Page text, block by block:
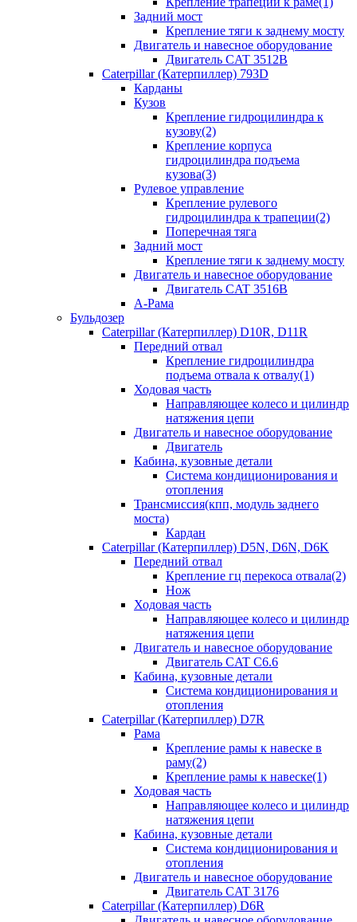
Задний мост
Крепление тяги к заднему мосту
Двигатель и навесное оборудование
Двигатель CAT 3512B
Caterpillar (Катерпиллер) 793D
Карданы
Кузов
Крепление гидроцилиндра к
кузову(2)
Крепление корпуса
гидроцилиндра подъема
кузова(3)
Рулевое управление
Крепление рулевого
гидроцилиндра к трапеции(2)
Поперечная тяга
Задний мост
Крепление тяги к заднему мосту
Двигатель и навесное оборудование
Двигатель CAT 3516B
А-Рама
Бульдозер
Caterpillar (Катерпиллер) D10R, D11R
Передний отвал
Крепление гидроцилиндра
подъема отвала к отвалу(1)
Ходовая часть
Направляющее колесо и цилиндр
натяжения цепи
Двигатель и навесное оборудование
Двигатель
Кабина, кузовные детали
Система кондиционирования и
отопления
Трансмиссия(кпп, модуль заднего
моста)
Кардан
Caterpillar (Катерпиллер) D5N, D6N, D6K
Передний отвал
Крепление гц перекоса отвала(2)
Нож
Ходовая часть
Направляющее колесо и цилиндр
натяжения цепи
Двигатель и навесное оборудование
Двигатель CAT C6.6
Кабина, кузовные детали
Система кондиционирования и
отопления
Caterpillar (Катерпиллер) D7R
Рама
Крепление рамы к навеске в
раму(2)
Крепление рамы к навеске(1)
Ходовая часть
Направляющее колесо и цилиндр
натяжения цепи
Кабина, кузовные детали
Система кондиционирования и
отопления
Двигатель и навесное оборудование
Двигатель CAT 3176
Caterpillar (Катерпиллер) D6R